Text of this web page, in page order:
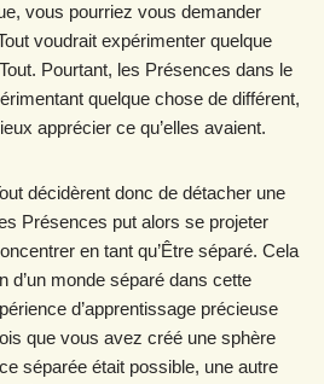
vous pourriez vous demander
voudrait expérimenter quelque
Pourtant, les Présences dans le
quelque chose de différent,
apprécier ce qu’elles avaient.
décidèrent donc de détacher une
Présences put alors se projeter
en tant qu’Être séparé. Cela
d’un monde séparé dans cette
d’apprentissage précieuse
que vous avez créé une sphère
séparée était possible, une autre